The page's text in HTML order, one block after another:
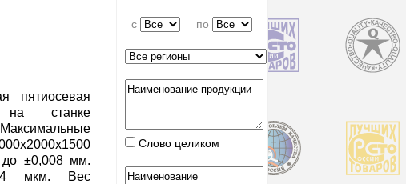
пятиосевая
на станке
до ±0,008 мм.
мкм. Вес
c по
Слово целиком